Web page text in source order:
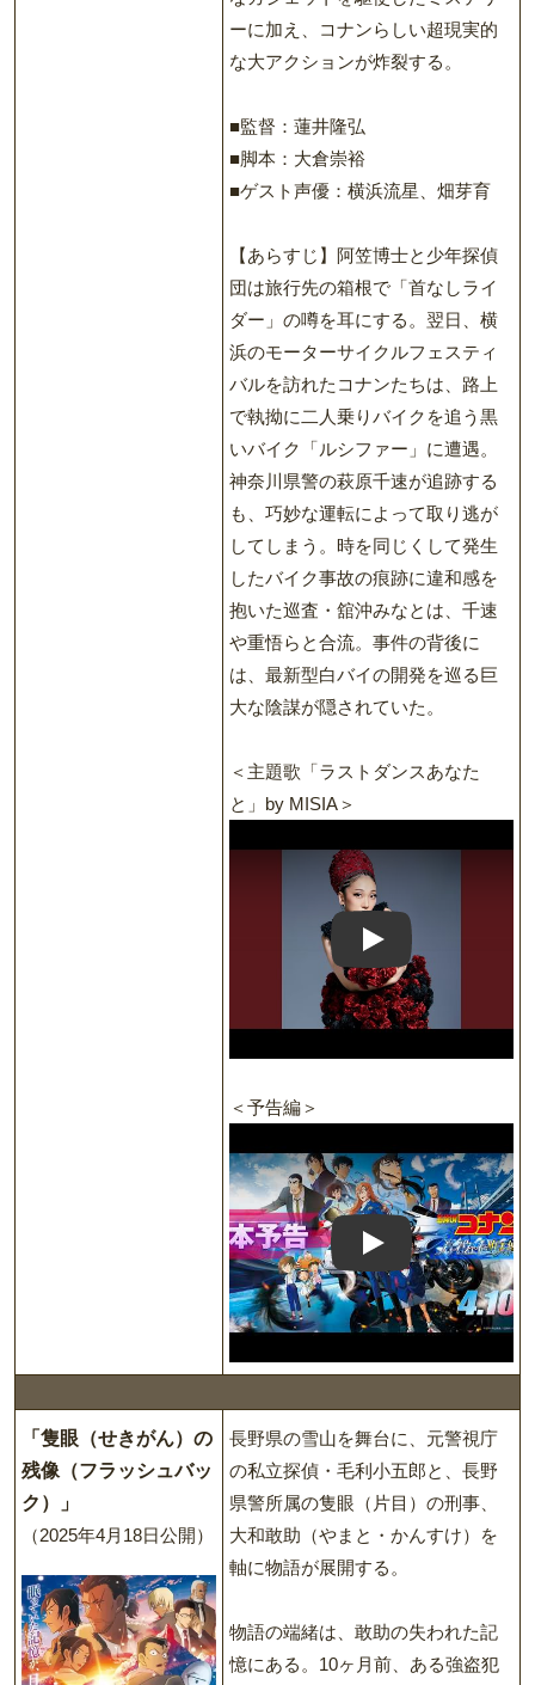
ーに加え、コナンらしい超現実的
な大アクションが炸裂する。
■監督：蓮井隆弘
■脚本：大倉崇裕
■ゲスト声優：横浜流星、畑芽育
【あらすじ】阿笠博士と少年探偵
団は旅行先の箱根で「首なしライ
ダー」の噂を耳にする。翌日、横
浜のモーターサイクルフェスティ
バルを訪れたコナンたちは、路上
で執拗に二人乗りバイクを追う黒
いバイク「ルシファー」に遭遇。
神奈川県警の萩原千速が追跡する
も、巧妙な運転によって取り逃が
してしまう。時を同じくして発生
したバイク事故の痕跡に違和感を
抱いた巡査・舘沖みなとは、千速
や重悟らと合流。事件の背後に
は、最新型白バイの開発を巡る巨
大な陰謀が隠されていた。
＜主題歌「ラストダンスあなた
と」by MISIA＞
Play: Music Video
＜予告編＞
Play: Trailer
「隻眼（せきがん）の
残像（フラッシュバッ
ク）」
（2025年4月18日公開）
長野県の雪山を舞台に、元警視庁
の私立探偵・毛利小五郎と、長野
県警所属の隻眼（片目）の刑事、
大和敢助（やまと・かんすけ）を
軸に物語が展開する。
物語の端緒は、敢助の失われた記
憶にある。10ヶ月前、ある強盗犯